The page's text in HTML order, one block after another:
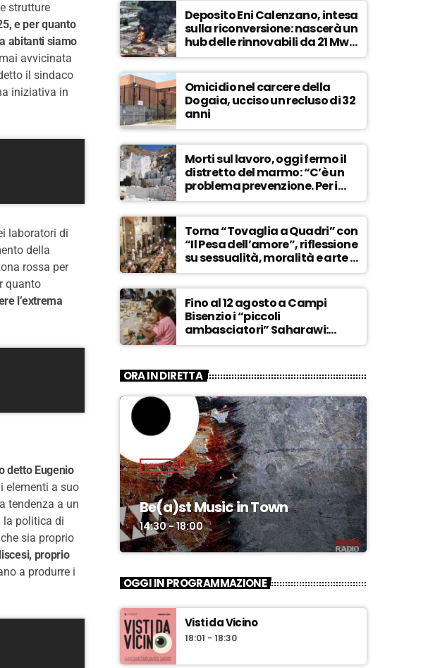
strutture
e per quanto
abitanti siamo
avvicinata
il sindaco
iniziativa in
laboratori di
della
rossa per
quanto
l’extrema
detto Eugenio
elementi a suo
tendenza a un
la politica di
sia proprio
proprio
a produrre i
Deposito Eni Calenzano, intesa
sulla riconversione: nascerà un
hub delle rinnovabili da 21 Mw –
ASCOLTA
Omicidio nel carcere della
Dogaia, ucciso un recluso di 32
anni
Morti sul lavoro, oggi fermo il
distretto del marmo: “C’è un
problema prevenzione. Per i
controlli, un solo ispettore” –
ASCOLTA
Torna “Tovaglia a Quadri” con
“Il Pesa dell’amore”, riflessione
su sessualità, moralità e arte –
ASCOLTA
Fino al 12 agosto a Campi
Bisenzio i “piccoli
ambasciatori” Saharawi:
“Sostenere la loro causa,
invadente” – ASCOLTA
ORA IN DIRETTA
MUSICA
Be(a)st Music in Town
14:30 - 18:00
OGGI IN PROGRAMMAZIONE
Visti da Vicino
18:01 - 18:30